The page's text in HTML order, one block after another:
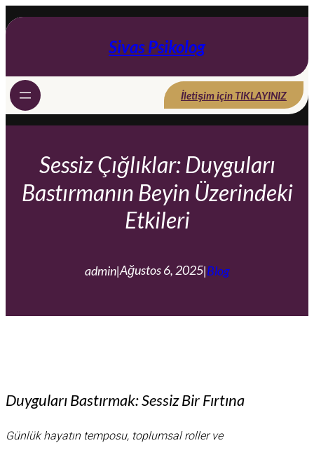
geç
Sivas Psikolog
İletişim için TIKLAYINIZ
Sessiz Çığlıklar: Duyguları
Bastırmanın Beyin Üzerindeki
Etkileri
admin|Ağustos 6, 2025|Blog
Duyguları Bastırmak: Sessiz Bir Fırtına
Günlük hayatın temposu, toplumsal roller ve